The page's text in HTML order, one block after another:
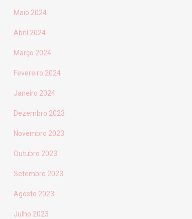
Maio 2024
Abril 2024
Março 2024
Fevereiro 2024
Janeiro 2024
Dezembro 2023
Novembro 2023
Outubro 2023
Setembro 2023
Agosto 2023
Julho 2023